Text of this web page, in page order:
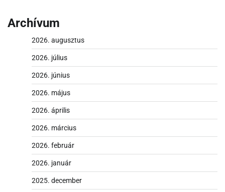
Archívum
2026. augusztus
2026. július
2026. június
2026. május
2026. április
2026. március
2026. február
2026. január
2025. december